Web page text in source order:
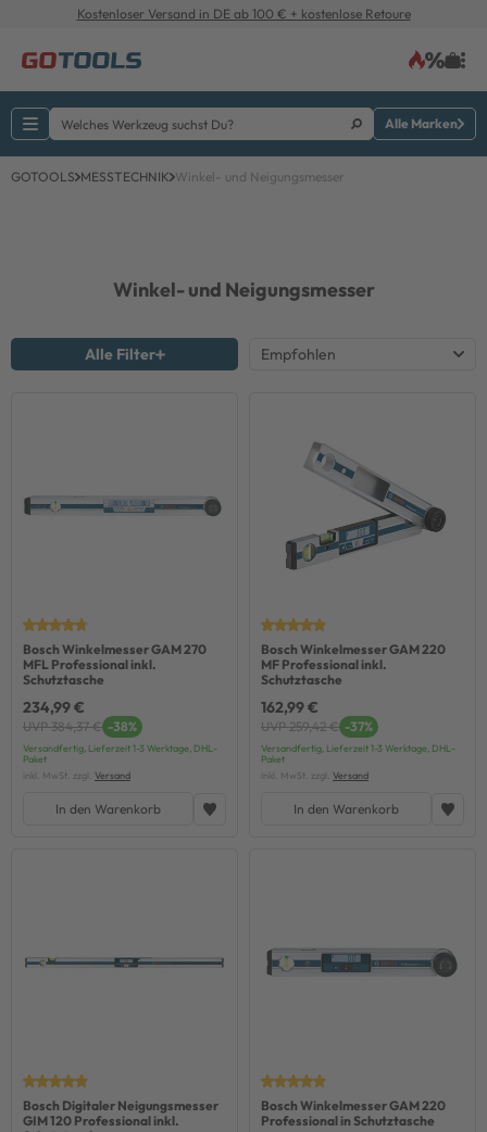
Kostenloser Versand in DE ab 100 € + kostenlose Retoure
Alle Marken
GOTOOLS MESSTECHNIK Winkel- und Neigungsmesser
Winkel- und Neigungsmesser
Alle Filter
Bosch Winkelmesser GAM 270
MFL Professional inkl.
Schutztasche
234,99 €
UVP 384,37 € -38%
Versandfertig, Lieferzeit 1-3 Werktage, DHL-
Paket
inkl. MwSt. zzgl. Versand
In den Warenkorb
Bosch Winkelmesser GAM 220
MF Professional inkl.
Schutztasche
162,99 €
UVP 259,42 € -37%
Versandfertig, Lieferzeit 1-3 Werktage, DHL-
Paket
inkl. MwSt. zzgl. Versand
In den Warenkorb
Bosch Digitaler Neigungsmesser
GIM 120 Professional inkl.
Bosch Winkelmesser GAM 220
Professional in Schutztasche